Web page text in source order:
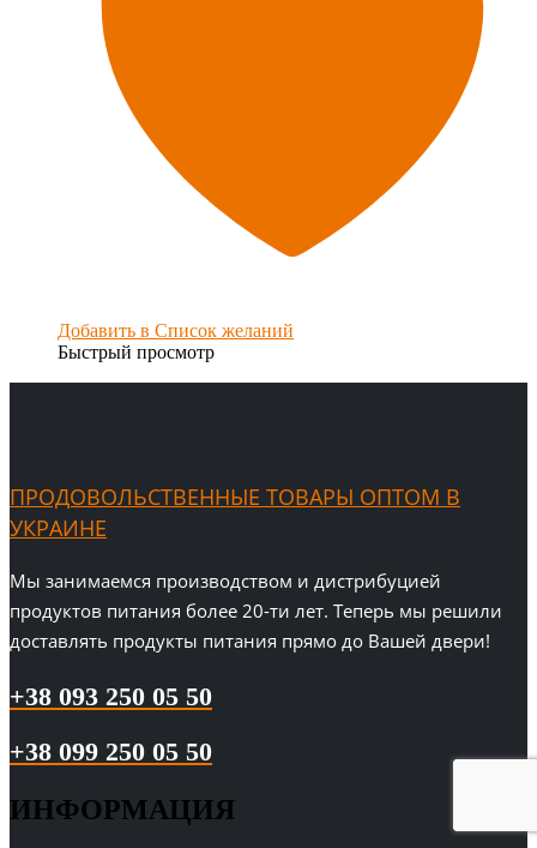
Добавить в Список желаний
Быстрый просмотр
ПРОДОВОЛЬСТВЕННЫЕ ТОВАРЫ ОПТОМ В
УКРАИНЕ
Мы занимаемся производством и дистрибуцией
продуктов питания более 20-ти лет. Теперь мы решили
доставлять продукты питания прямо до Вашей двери!
+38 093 250 05 50
+38 099 250 05 50
ИНФОРМАЦИЯ